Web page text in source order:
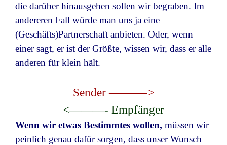
die darüber hinausgehen sollen wir begraben. Im
andereren Fall würde man uns ja eine
(Geschäfts)Partnerschaft anbieten. Oder, wenn
einer sagt, er ist der Größte, wissen wir, dass er alle
anderen für klein hält.
Sender ———->
<———- Empfänger
Wenn wir etwas Bestimmtes wollen, müssen wir
peinlich genau dafür sorgen, dass unser Wunsch